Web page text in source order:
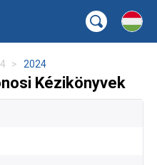
2024
Kézikönyvek